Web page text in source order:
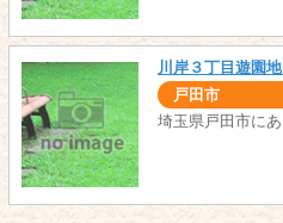
川岸３丁目遊園地
戸田市
埼玉県戸田市に